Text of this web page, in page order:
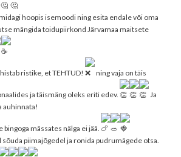
hoopis isemoodi ning esita endale või oma
mängida toidupiirkond Järvamaa maitsete
ristike, et TEHTUD! ning vaja on täis
ja täismäng oleks eriti edev.
Ja
auhinnata!
mässates nälga ei jää.
sõuda piimajõgedel ja ronida pudrumägede otsa.